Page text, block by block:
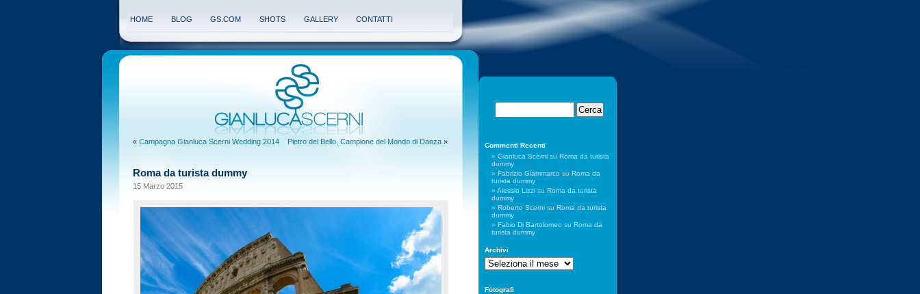
HOME BLOG GS.COM SHOTS GALLERY CONTATTI
« Campagna Gianluca Scerni Wedding 2014 Pietro del Bello, Campione del Mondo di Danza»
Roma da turista dummy
15 Marzo 2015
Commenti Recenti
Gianluca Scernisu Roma da turista
dummy
Fabrizio Giammarco su Roma da
turista dummy
Alessio Lizzisu Roma da turista
dummy
Roberto Scernisu Roma da turista
dummy
Fabio Di Bartolomeo su Roma da
turista dummy
Archivi
Archivi
Fotografi